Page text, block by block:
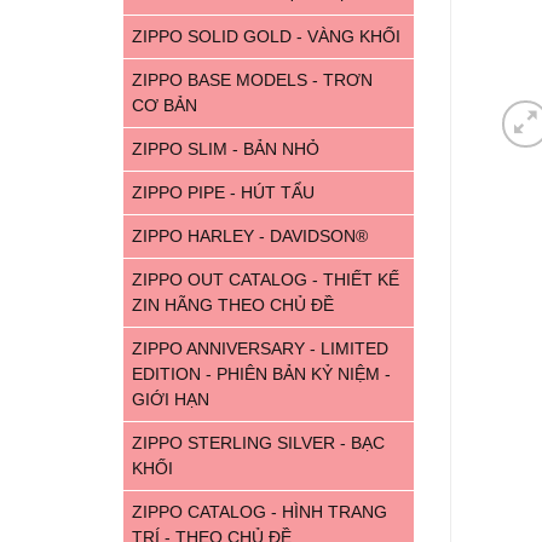
ZIPPO SOLID GOLD - VÀNG KHỐI
ZIPPO BASE MODELS - TRƠN
CƠ BẢN
ZIPPO SLIM - BẢN NHỎ
ZIPPO PIPE - HÚT TẨU
ZIPPO HARLEY - DAVIDSON®
ZIPPO OUT CATALOG - THIẾT KẾ
ZIN HÃNG THEO CHỦ ĐỀ
ZIPPO ANNIVERSARY - LIMITED
EDITION - PHIÊN BẢN KỶ NIỆM -
GIỚI HẠN
ZIPPO STERLING SILVER - BẠC
KHỐI
ZIPPO CATALOG - HÌNH TRANG
TRÍ - THEO CHỦ ĐỀ